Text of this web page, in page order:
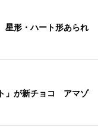
形・ハート形あられ
」が新チョコ アマゾ